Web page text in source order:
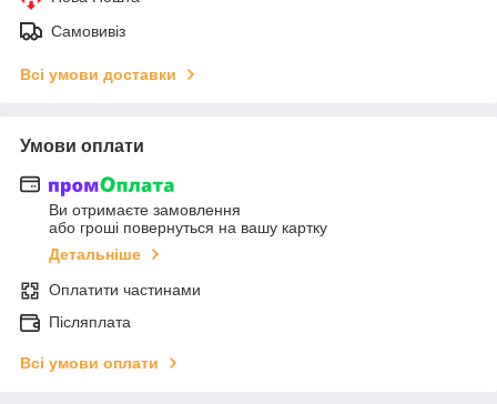
Самовивіз
Всі умови доставки
Умови оплати
Ви отримаєте замовлення
або гроші повернуться на вашу картку
Детальніше
Оплатити частинами
Післяплата
Всі умови оплати